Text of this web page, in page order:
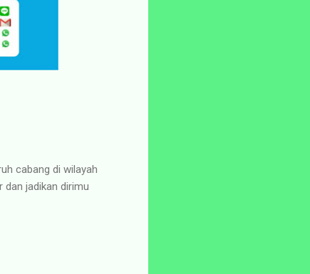
cabang di wilayah
dan jadikan dirimu